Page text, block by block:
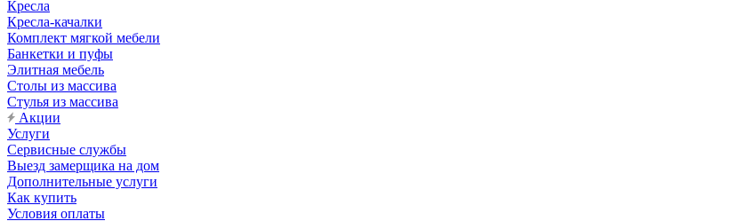
Кресла
Кресла-качалки
Комплект мягкой мебели
Банкетки и пуфы
Элитная мебель
Столы из массива
Стулья из массива
Акции
Услуги
Сервисные службы
Выезд замерщика на дом
Дополнительные услуги
Как купить
Условия оплаты